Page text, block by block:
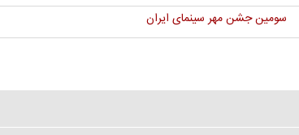
سومین جشن مهر سینمای ایران